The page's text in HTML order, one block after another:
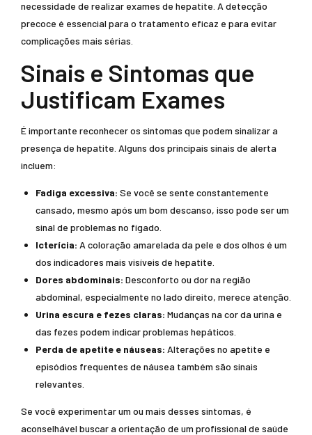
necessidade de realizar exames de hepatite. A detecção
precoce é essencial para o tratamento eficaz e para evitar
complicações mais sérias.
Sinais e Sintomas que
Justificam Exames
É importante reconhecer os sintomas que podem sinalizar a
presença de hepatite. Alguns dos principais sinais de alerta
incluem:
Fadiga excessiva: Se você se sente constantemente
cansado, mesmo após um bom descanso, isso pode ser um
sinal de problemas no fígado.
Icterícia: A coloração amarelada da pele e dos olhos é um
dos indicadores mais visíveis de hepatite.
Dores abdominais: Desconforto ou dor na região
abdominal, especialmente no lado direito, merece atenção.
Urina escura e fezes claras: Mudanças na cor da urina e
das fezes podem indicar problemas hepáticos.
Perda de apetite e náuseas: Alterações no apetite e
episódios frequentes de náusea também são sinais
relevantes.
Se você experimentar um ou mais desses sintomas, é
aconselhável buscar a orientação de um profissional de saúde